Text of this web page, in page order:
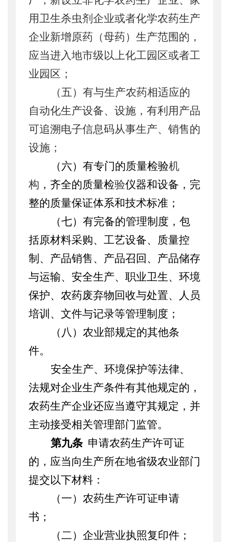
用卫生杀虫剂企业或者化学农药生产
企业新增原药（母药）生产范围的，
应当进入地市级以上化工园区或者工
业园区；
（五）有与生产农药相适应的
自动化生产设备、设施，有利用产品
可追溯电子信息码从事生产、销售的
设施；
（六）有专门的质量检验机
构 ，齐全的质量检验仪器和设备，完
整的质量保证体系和技术标准；
（七）有完备的管理制度，包
括原材料采购、工艺设备、质量控
制、产品销售、产品召回、产品储存
与运输、安全生产、职业卫生、环境
保护、农药废弃物回收与处置、人员
培训、文件与记录等管理制度；
（八）农业部规定的其他条
件。
安全生产、环境保护等法律、
法规对企业生产条件有其他规定的，
农药生产企业还应当遵守其规定，并
主动接受相关管理部门监管。
第九条 申请农药生产许可证
的，应当向生产所在地省级农业部门
提交以下材料：
（一）农药生产许可证申请
书；
（二）企业营业执照复印件；